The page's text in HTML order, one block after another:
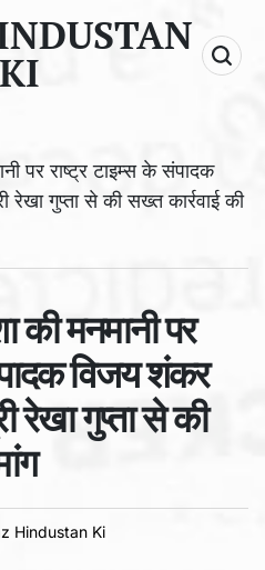
KI
की मनमानी पर
विजय शंकर
रेखा गुप्ता से की
Hindustan Ki